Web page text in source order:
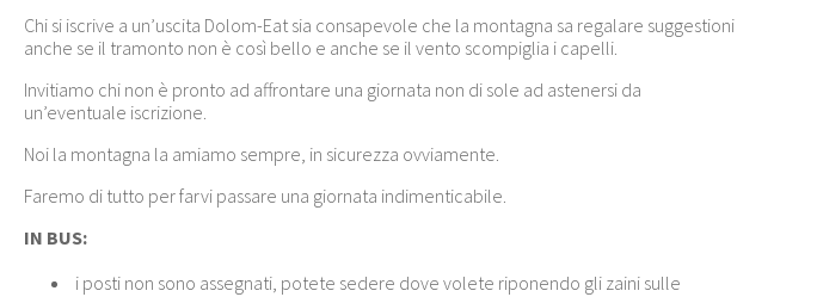
Chi si iscrive a un’uscita Dolom-Eat sia consapevole che la montagna sa regalare suggestioni
anche se il tramonto non è così bello e anche se il vento scompiglia i capelli.
Invitiamo chi non è pronto ad affrontare una giornata non di sole ad astenersi da
un’eventuale iscrizione.
Noi la montagna la amiamo sempre, in sicurezza ovviamente.
Faremo di tutto per farvi passare una giornata indimenticabile.
IN BUS:
i posti non sono assegnati, potete sedere dove volete riponendo gli zaini sulle